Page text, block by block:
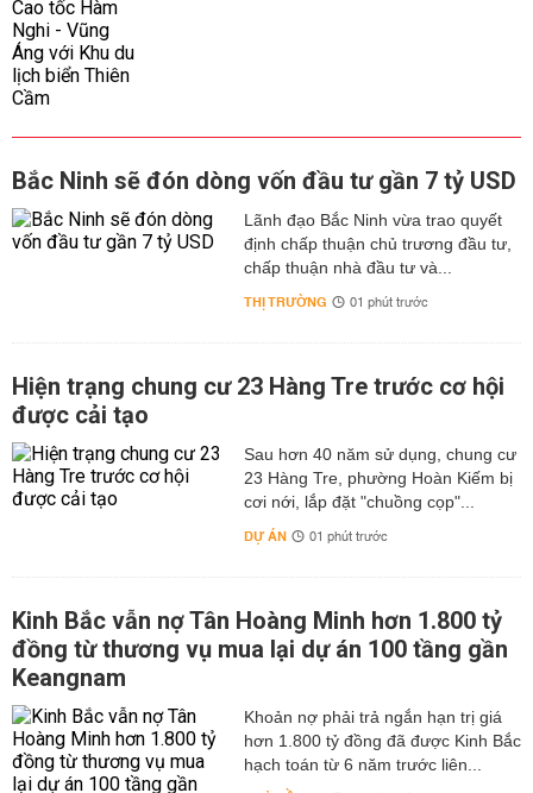
Bắc Ninh sẽ đón dòng vốn đầu tư gần 7 tỷ USD
Lãnh đạo Bắc Ninh vừa trao quyết
định chấp thuận chủ trương đầu tư,
chấp thuận nhà đầu tư và...
THỊ TRƯỜNG 01 phút trước
Hiện trạng chung cư 23 Hàng Tre trước cơ hội
được cải tạo
Sau hơn 40 năm sử dụng, chung cư
23 Hàng Tre, phường Hoàn Kiếm bị
cơi nới, lắp đặt "chuồng cọp"...
DỰ ÁN 01 phút trước
Kinh Bắc vẫn nợ Tân Hoàng Minh hơn 1.800 tỷ
đồng từ thương vụ mua lại dự án 100 tầng gần
Keangnam
hơn 1.800 tỷ đồng đã được Kinh Bắc
hạch toán từ 6 năm trước liên...